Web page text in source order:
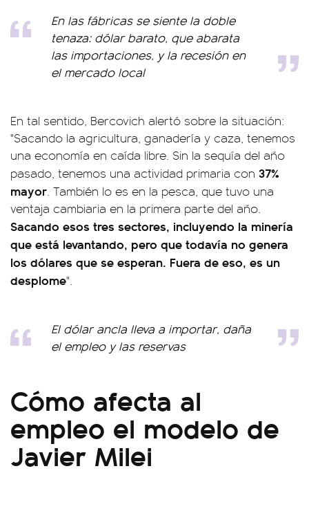
En las fábricas se siente la doble
tenaza: dólar barato, que abarata
las importaciones, y la recesión en
el mercado local
En tal sentido, Bercovich alertó sobre la situación:
"Sacando la agricultura, ganadería y caza, tenemos
una economía en caída libre. Sin la sequía del año
pasado, tenemos una actividad primaria con 37%
mayor. También lo es en la pesca, que tuvo una
ventaja cambiaria en la primera parte del año.
Sacando esos tres sectores, incluyendo la minería
que está levantando, pero que todavía no genera
los dólares que se esperan. Fuera de eso, es un
desplome".
El dólar ancla lleva a importar, daña
el empleo y las reservas
Cómo afecta al
empleo el modelo de
Javier Milei